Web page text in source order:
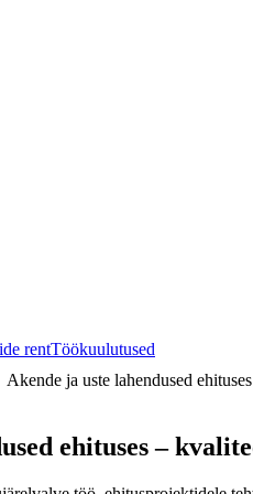
rentTöökuulutused
Akende ja uste lahendused
ehituses –